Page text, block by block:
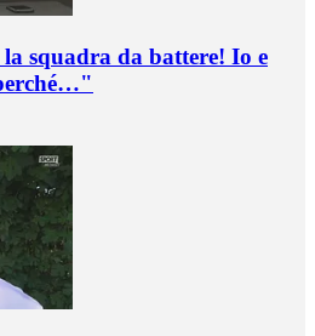
squadra da battere! Io e